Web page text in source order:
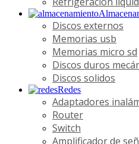
Discos externos
Memorias usb
Memorias micro sd
Discos duros
Discos solidos
Redes
Adaptadores
Router
Switch
Amplificador de